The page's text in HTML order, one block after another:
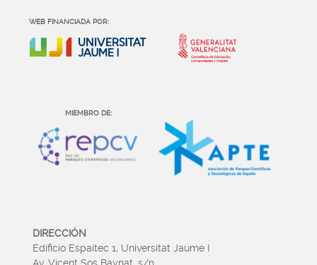
WEB FINANCIADA POR:
MIEMBRO DE:
DIRECCIÓN
Edificio Espaitec 1, Universitat Jaume I